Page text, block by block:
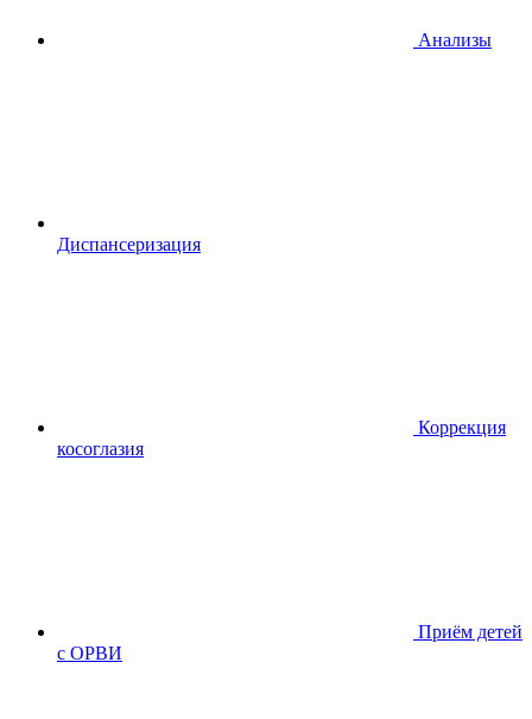
Анализы
Диспансеризация
Коррекция
косоглазия
Приём детей
с ОРВИ